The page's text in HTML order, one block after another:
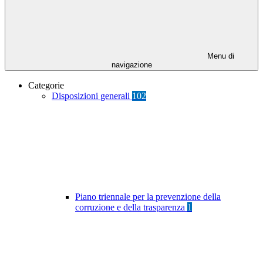
Menu di
navigazione
Categorie
Disposizioni generali 102
Piano triennale per la prevenzione della
corruzione e della trasparenza 1